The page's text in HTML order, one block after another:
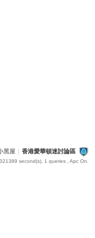
黑屋 香港愛華頓迷討論區
second(s), 1 queries , Apc On.